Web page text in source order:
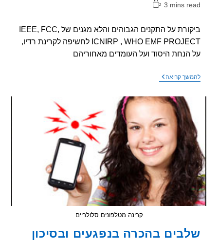
3 mins
ביקורת על התקנים הגבוהים והלא מגנים של IEEE, FCC,
ICNIRP , WHO EMF PROJECT לחשיפה לקרינת רדיו,
היסוד ועל העומדים מאחוריהם
קריאהביקורת
הלא
מגנים
לחשיפה
לקרינת
רדיו
קרינה מטלפונים סלולריים
בהכרה בנפגעים ובסיכון